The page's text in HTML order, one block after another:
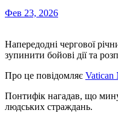
Фев 23, 2026
Напередодні чергової
зупинити бойові дії та
Про це повідомляє Vatican
Понтифік нагадав, що
людських страждань.